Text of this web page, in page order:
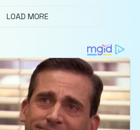
LOAD MORE